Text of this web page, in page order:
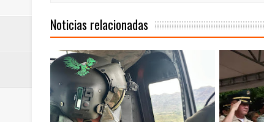
Noticias relacionadas